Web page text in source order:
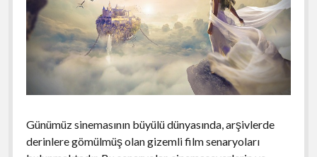
Günümüz sinemasının büyülü dünyasında, arşivlerde
derinlere gömülmüş olan gizemli film senaryoları